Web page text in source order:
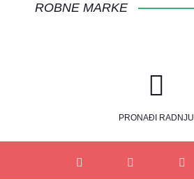
ROBNE MARKE
PRONAĐI RADNJU